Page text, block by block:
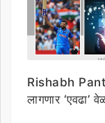
Rishabh Pant
लागणार ‘एवढा’